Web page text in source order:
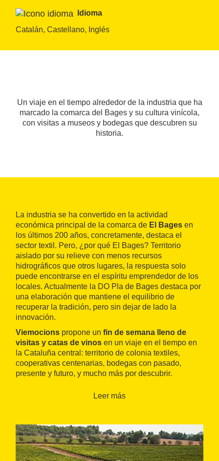
Idioma
Catalán, Castellano, Inglés
Un viaje en el tiempo alrededor de la industria que ha
marcado la comarca del Bages y su cultura vinícola,
con visitas a museos y bodegas que descubren su
historia.
La industria se ha convertido en la actividad
económica principal de la comarca de El Bages en
los últimos 200 años, concretamente, destaca el
sector textil. Pero, ¿por qué El Bages? Territorio
aislado por su relieve con menos recursos
hidrográficos que otros lugares, la respuesta solo
puede encontrarse en el espíritu emprendedor de los
locales. Actualmente la DO Pla de Bages destaca por
una elaboración que mantiene el equilibrio de
recuperar la tradición, pero sin dejar de lado la
innovación.
Viemocions propone un fin de semana lleno de
visitas y catas de vinos en un viaje en el tiempo en
la Cataluña central: territorio de colonia textiles,
cooperativas centenarias, bodegas con pasado,
presente y futuro, y mucho más por descubrir.
en Puig-reig (visita teatralizada el
termina con una cena en elhotel del Mas de la Sala
que también será el alojamiento donde pasar la
noche (habitación doble). El domingo se visitaMón
Leer más